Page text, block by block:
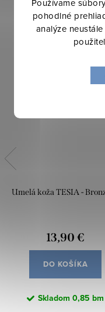
Používame
pohodlné
analýze
Umelá koža TESIA -
13,90 €
DO KOŠÍKA
Skladom 0,85 bm